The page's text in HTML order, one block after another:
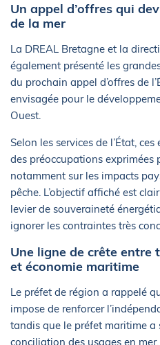
Un appel d’offres qui
de la mer
La DREAL Bretagne et la
également présenté les
du prochain appel d’offres de
envisagée pour le
Ouest.
Selon les services de l’État,
des préoccupations exprimées
notamment sur les impacts
pêche. L’objectif affiché est
levier de souveraineté
ignorer les contraintes très
Une ligne de crête
et économie maritime
Le préfet de région a rappelé
impose de renforcer
tandis que le préfet maritime
conciliation des usages en